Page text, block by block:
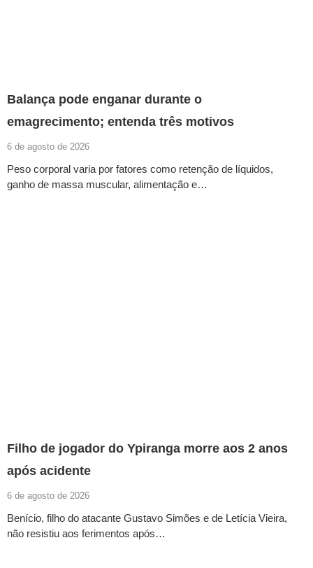
Balança pode enganar durante o
emagrecimento; entenda três motivos
6 de agosto de 2026
Peso corporal varia por fatores como retenção de líquidos,
ganho de massa muscular, alimentação e…
Filho de jogador do Ypiranga morre aos 2 anos
após acidente
6 de agosto de 2026
Benício, filho do atacante Gustavo Simões e de Letícia Vieira,
não resistiu aos ferimentos após…